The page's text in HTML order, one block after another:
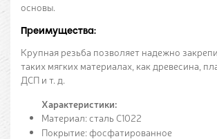
основы.
Преимущества:
Крупная резьба позволяет надежно
таких мягких материалах, как древесина,
ДСП и т. д.
Характеристики:
Материал: сталь С1022
Покрытие: фосфатированное